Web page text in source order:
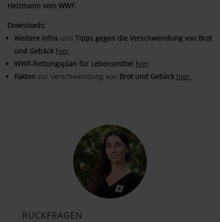
Heizmann vom WWF.
Downloads:
Weitere Infos und Tipps gegen die Verschwendung von Brot
und Gebäck hier.
WWF-Rettungsplan für Lebensmittel hier.
Fakten zur Verschwendung von Brot und Gebäck hier.
RÜCKFRAGEN